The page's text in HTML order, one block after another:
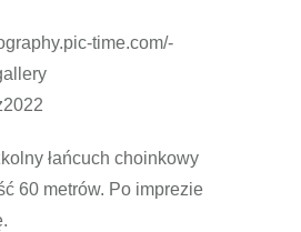
time.com/-
łańcuch choinkowy
60 metrów. Po imprezie